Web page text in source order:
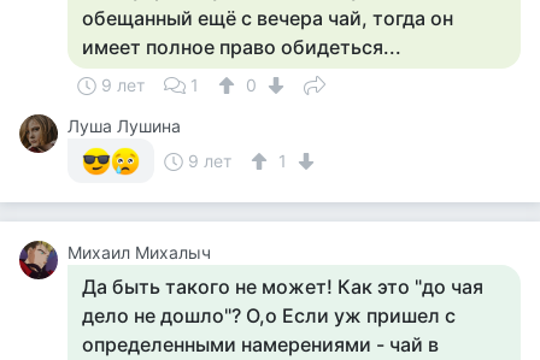
обещанный ещё с вечера чай, тогда он
имеет полное право обидеться...
9 лет 1
0
Луша Лушина
9 лет
1
Михаил Михалыч
Да быть такого не может! Как это "до чая
дело не дошло"? О,о Если уж пришел с
определенными намерениями - чай в